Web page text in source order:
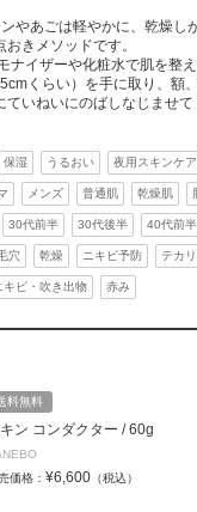
やあごは軽やかに、乾燥し
きメソッドです。
ナイザーや化粧水で肌を整
くらい）を手に取り、額
いねいにのばしなじませて
保湿 うるおい 夜用スキンケア
メンズ 普通肌 乾燥肌
30代前半 30代後半 40代前半
穴 乾燥 ニキビ予防 テカ
キビ・吹き出物 赤み
料無料
ン コンダクター / 60g
価格： ¥6,600 （税込）